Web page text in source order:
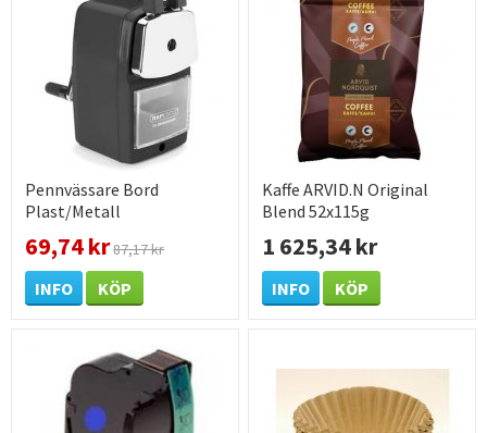
Pennvässare Bord
Plast/Metall
69,74 kr87,17 kr
INFO KÖP
Kaffe ARVID.N Original
Blend 52x115g
1 625,34 kr
INFO KÖP